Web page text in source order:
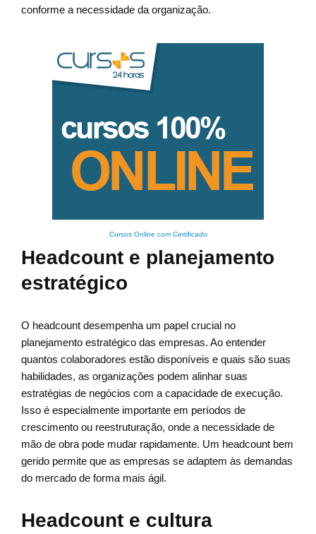
conforme a necessidade da organização.
Cursos Online com Certificado
Headcount e planejamento
estratégico
O headcount desempenha um papel crucial no
planejamento estratégico das empresas. Ao entender
quantos colaboradores estão disponíveis e quais são suas
habilidades, as organizações podem alinhar suas
estratégias de negócios com a capacidade de execução.
Isso é especialmente importante em períodos de
crescimento ou reestruturação, onde a necessidade de
mão de obra pode mudar rapidamente. Um headcount bem
gerido permite que as empresas se adaptem às demandas
do mercado de forma mais ágil.
Headcount e cultura